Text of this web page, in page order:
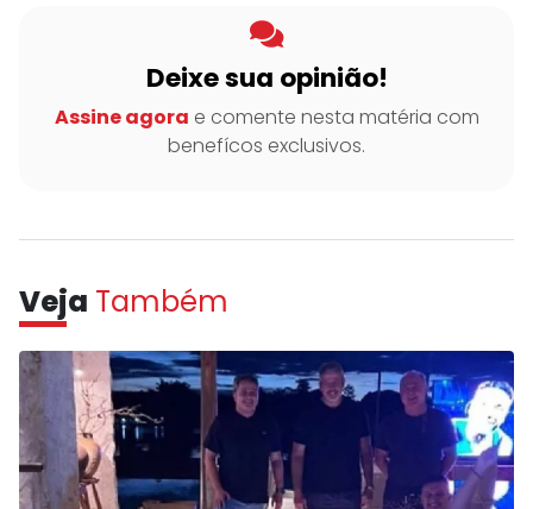
Deixe sua opinião!
Assine agora e comente nesta matéria com
benefícos exclusivos.
Veja Também